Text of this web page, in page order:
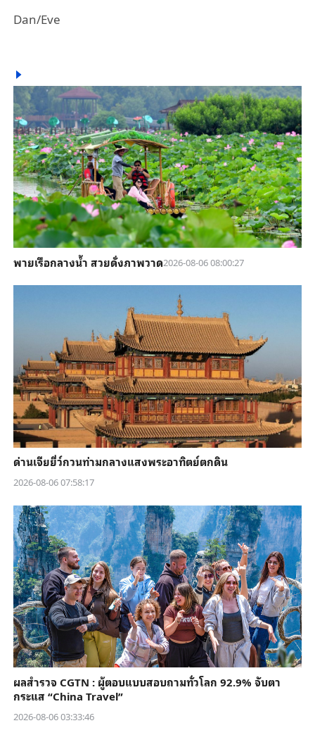
Dan/Eve
พายเรือกลางน้ำ สวยดั่งภาพวาด2026-08-06 08:00:27
ด่านเจียยี่ว์กวนท่ามกลางแสงพระอาทิตย์ตกดิน
2026-08-06 07:58:17
ผลสำรวจ CGTN : ผู้ตอบแบบสอบถามทั่วโลก 92.9% จับตา
กระแส “China Travel”
2026-08-06 03:33:46